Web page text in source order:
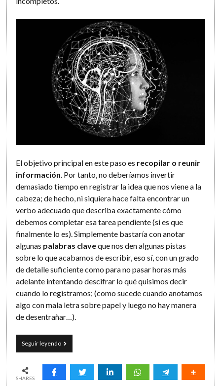
El objetivo principal en este paso es recopilar o reunir
información . Por tanto, no deberíamos invertir
demasiado tiempo en registrar la idea que nos viene a la
cabeza; de hecho, ni siquiera hace falta encontrar un
verbo adecuado que describa exactamente cómo
debemos completar esa tarea pendiente (si es que
finalmente lo es). Simplemente bastaría con anotar
algunas palabras claveque nos den algunas pistas
sobre lo que acabamos de escribir, eso sí, con un grado
de detalle suficiente como para no pasar horas más
adelante intentando descifrar lo qué quisimos decir
cuando lo registramos; (como sucede cuando anotamos
algo con mala letra sobre papel y luego no hay manera
de desentrañar…).
Seguir leyendoCapturar
de
efectiva:
SHARES